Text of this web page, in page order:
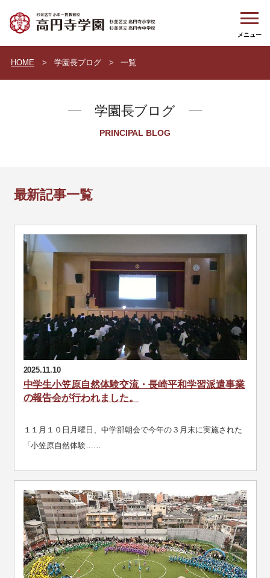
HOME 学園長ブログ 一覧
学園長ブログ
PRINCIPAL BLOG
最新記事一覧
2025.11.10
中学生小笠原自然体験交流・長崎平和学習派遣事業
の報告会が行われました。
１１月１０日月曜日、中学部朝会で今年の３月末に実施された
「小笠原自然体験……